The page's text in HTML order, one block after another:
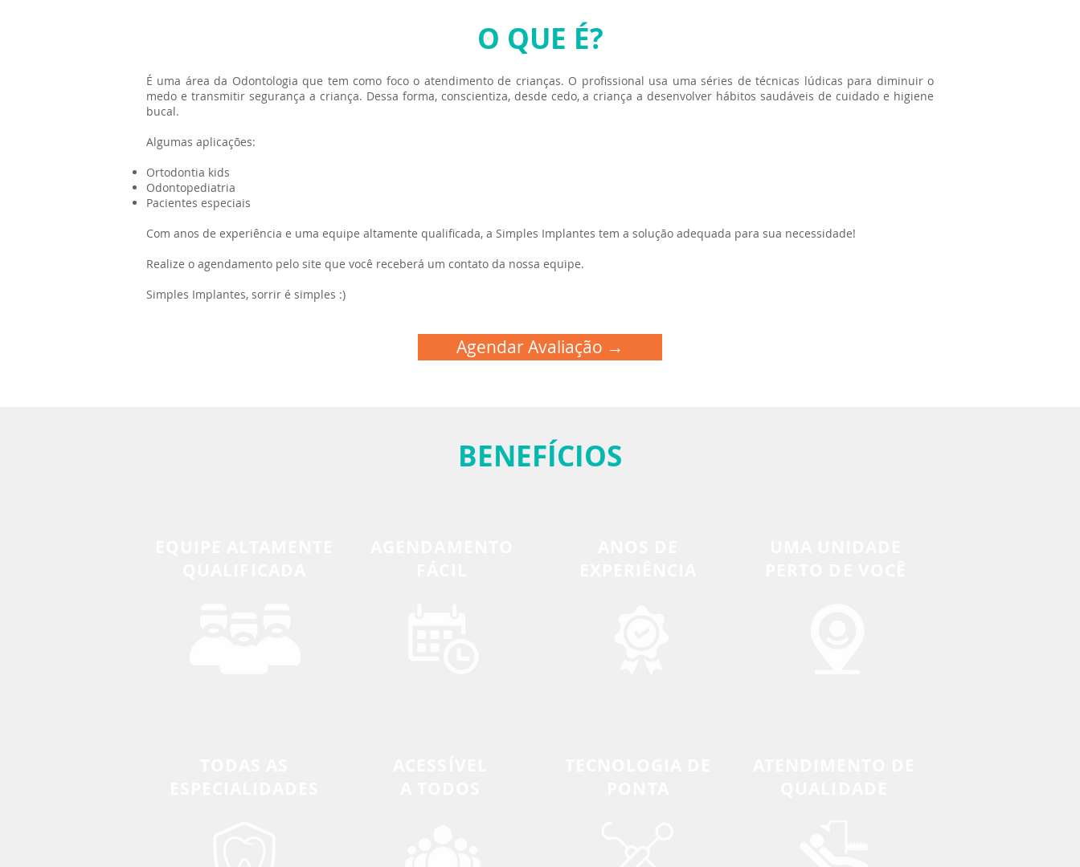
O QUE É?
É uma área da Odontologia que tem como foco o atendimento de crianças. O profissional usa uma séries de técnicas lúdicas para diminuir o
medo e transmitir segurança a criança. Dessa forma, conscientiza, desde cedo, a criança a desenvolver hábitos saudáveis de cuidado e higiene
bucal.
Algumas aplicações:
Ortodontia kids
Odontopediatria
Pacientes especiais
Com anos de experiência e uma equipe altamente qualificada, a Simples Implantes tem a solução adequada para sua necessidade!
Realize o agendamento pelo site que você receberá um contato da nossa equipe.
Simples Implantes, sorrir é simples :)
Agendar Avaliação →
BENEFÍCIOS